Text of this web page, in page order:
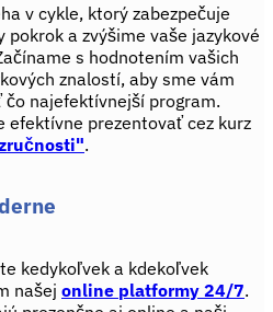
v cykle, ktorý zabezpečuje
pokrok a zvýšime vaše jazykové
s hodnotením vašich
znalostí, aby sme vám
najefektívnejší program.
efektívne prezentovať cez kurz
.
kedykoľvek a kdekoľvek
našej online platformy 24/7.